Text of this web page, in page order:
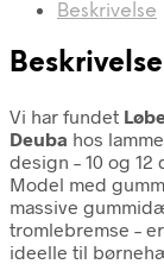
Beskrivelse
Beskrivelse
Vi har fundet
Deuba hos
design – 10 og
Model med
massive
tromlebremse –
ideelle til